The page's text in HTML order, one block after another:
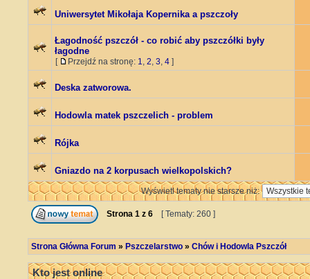
Uniwersytet Mikołaja Kopernika a pszczoły
Łagodność pszczół - co robić aby pszczółki były
łagodne
[ Przejdź na stronę: 1, 2, 3, 4 ]
Deska zatworowa.
Hodowla matek pszczelich - problem
Rójka
Gniazdo na 2 korpusach wielkopolskich?
Wyświetl tematy nie starsze niż:
Strona 1 z 6 [ Tematy: 260 ]
Strona Główna Forum » Pszczelarstwo » Chów i Hodowla Pszczół
Kto jest online